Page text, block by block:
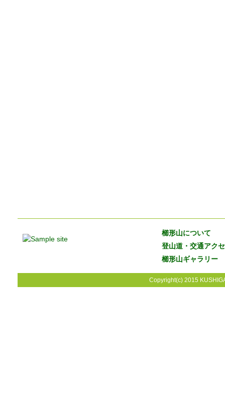
櫛形山について
登山道・交通アク
櫛形山ギャラリー
Copyright(c) 2015